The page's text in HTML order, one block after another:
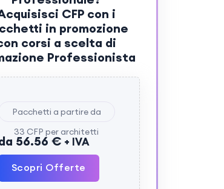
CFP con i
in promozione
corsi a scelta di
Professionista
Pacchetti a partire da
33 CFP per architetti
56.56 € + IVA
Scopri Offerte